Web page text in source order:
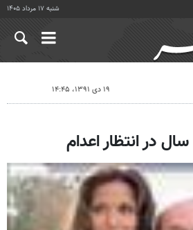
شنبه ۱۷ مرداد ۱۴۰۵
۱۹ دی ۱۳۹۱، ۱۴:۴۵